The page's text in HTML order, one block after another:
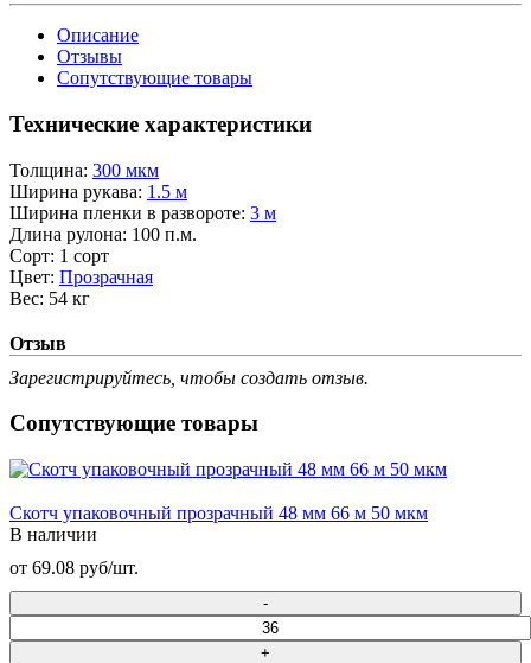
Описание
Отзывы
Сопутствующие товары
Технические характеристики
Толщина: 300 мкм
Ширина рукава: 1.5 м
Ширина пленки в развороте: 3 м
Длина рулона: 100 п.м.
Сорт: 1 сорт
Цвет: Прозрачная
Вес: 54 кг
Отзыв
Зарегистрируйтесь, чтобы создать отзыв.
Сопутствующие товары
Скотч упаковочный прозрачный 48 мм 66 м 50 мкм
В наличии
от 69.08 руб/шт.